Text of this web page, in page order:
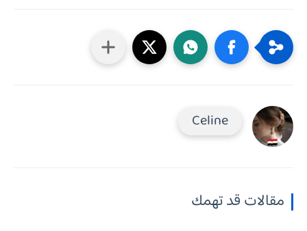
Celine
مقالات قد تهمك